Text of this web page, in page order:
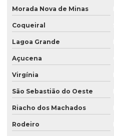
Morada Nova de Minas
Coqueiral
Lagoa Grande
Açucena
Virgínia
São Sebastião do Oeste
Riacho dos Machados
Rodeiro